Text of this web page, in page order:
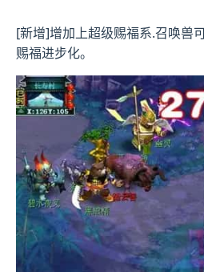
[新增]增加上超级赐福系.召唤兽
赐福进步化。